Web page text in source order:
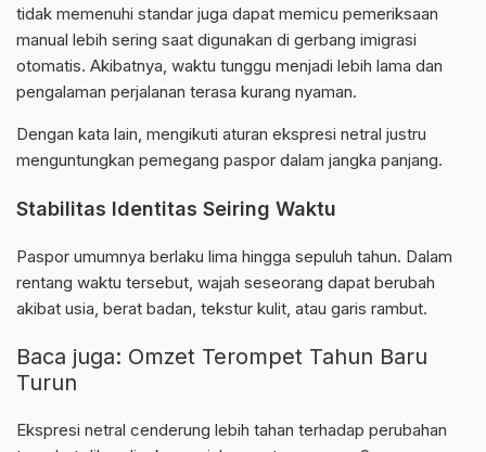
tidak memenuhi standar juga dapat memicu pemeriksaan
manual lebih sering saat digunakan di gerbang imigrasi
otomatis. Akibatnya, waktu tunggu menjadi lebih lama dan
pengalaman perjalanan terasa kurang nyaman.
Dengan kata lain, mengikuti aturan ekspresi netral justru
menguntungkan pemegang paspor dalam jangka panjang.
Stabilitas Identitas Seiring Waktu
Paspor umumnya berlaku lima hingga sepuluh tahun. Dalam
rentang waktu tersebut, wajah seseorang dapat berubah
akibat usia, berat badan, tekstur kulit, atau garis rambut.
Baca juga: Omzet Terompet Tahun Baru
Turun
Ekspresi netral cenderung lebih tahan terhadap perubahan